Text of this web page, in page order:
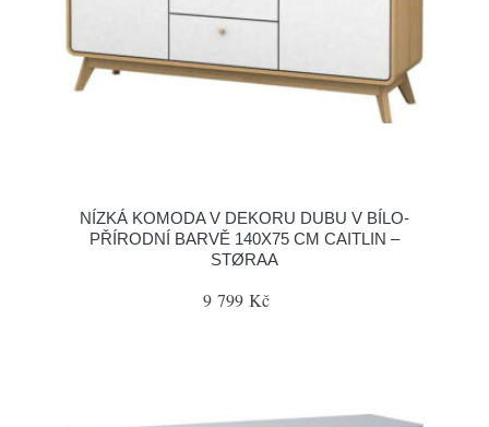
NÍZKÁ KOMODA V DEKORU DUBU V BÍLO-
PŘÍRODNÍ BARVĚ 140X75 CM CAITLIN –
STØRAA
9 799 Kč